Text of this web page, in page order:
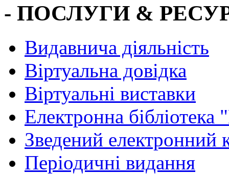
- ПОСЛУГИ &
Видавнича діяльність
Віртуальна довідка
Віртуальні виставки
Електронна
Зведений електронний
Періодичні видання